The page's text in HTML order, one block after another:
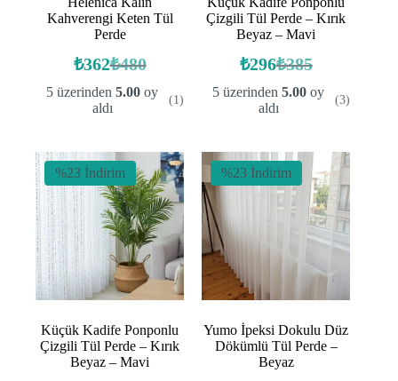
Kahverengi Keten Tül
Perde
₺480
Orijinal
fiyat:
₺480.
₺362Şu
andaki
fiyat:
5 üzerinden5.00 oy
aldı
(1)
Çizgili Tül Perde – Kırık
Beyaz – Mavi
₺385
Orijinal
fiyat:
₺385.
₺296Şu
andaki
fiyat:
5 üzerinden5.00 oy
aldı
(3)
%23 İndirim
Küçük Kadife Ponponlu
Çizgili Tül Perde – Kırık
Beyaz – Mavi
%23 İndirim
Yumo İpeksi Dokulu Düz
Dökümlü Tül Perde –
Beyaz